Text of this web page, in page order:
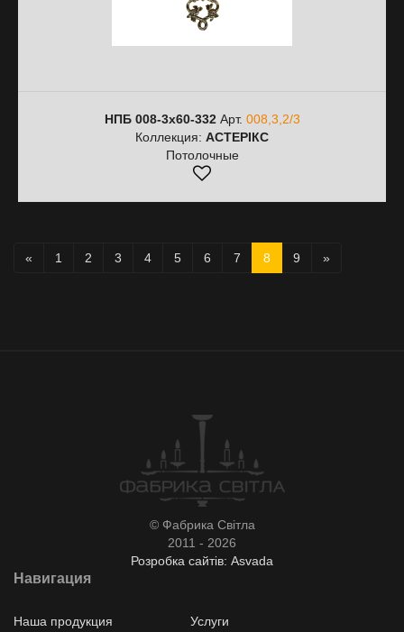
НПБ 008-3х60-332Арт. 008,3,2/3
Коллекция: АСТЕРІКС
Потолочные
« 1 2 3 4 5 6 7 8 9 »
© Фабрика Світла
2011 - 2026
Розробка сайтів: Asvada
Навигация
Наша продукция Услуги